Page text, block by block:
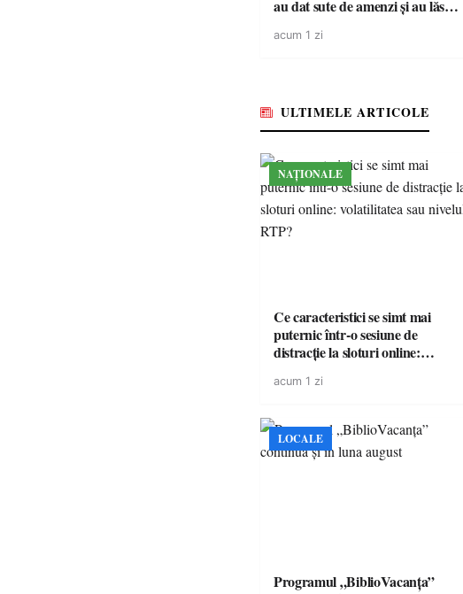
au dat sute de amenzi și au lăsat
singură zi
acum 1 zi
ULTIMELE ARTICOLE
NAȚIONALE
Ce caracteristici se simt mai
puternic într-o sesiune de
distracție la sloturi online:
acum 1 zi
LOCALE
Programul „BiblioVacanța”